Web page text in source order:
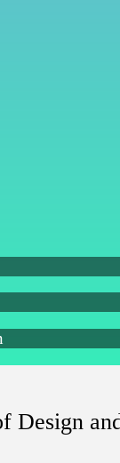
Design